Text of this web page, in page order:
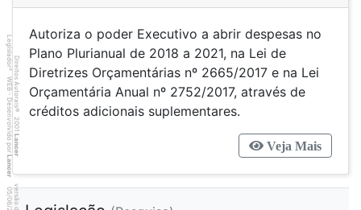
Autoriza o poder Executivo a abrir despesas no
Plano Plurianual de 2018 a 2021, na Lei de
Diretrizes Orçamentárias nº 2665/2017 e na Lei
Orçamentária Anual nº 2752/2017, através de
créditos adicionais suplementares.
Veja Mais
Direitos Autorais
©
2001
Lancer
Legislador
®
WEB - Desenvolvido por
Lancer